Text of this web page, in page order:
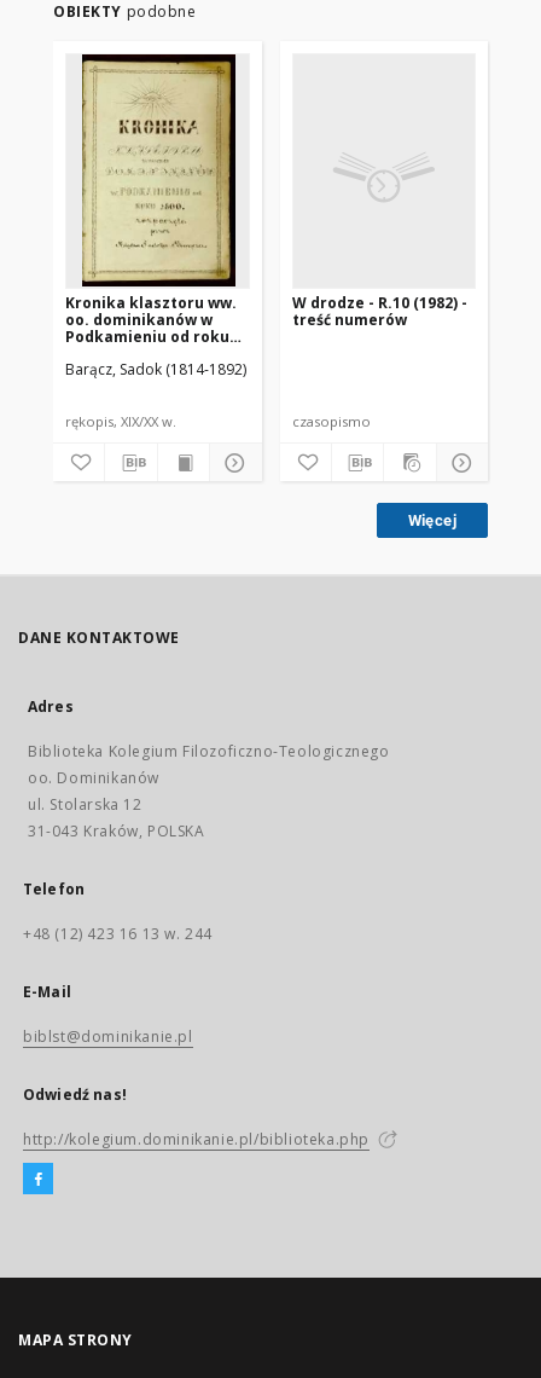
OBIEKTY podobne
Kronika klasztoru ww.
oo. dominikanów w
Podkamieniu od roku
księdza Sadoka
Barącz, Sadok (1814-1892)
rękopis, XIX/XX w.
W drodze - R.10 (1982) -
treść numerów
czasopismo
Więcej
DANE KONTAKTOWE
Adres
Biblioteka Kolegium Filozoficzno-Teologicznego
oo. Dominikanów
ul. Stolarska 12
31-043 Kraków, POLSKA
Telefon
+48 (12) 423 16 13 w. 244
E-Mail
biblst@dominikanie.pl
Odwiedź nas!
http://kolegium.dominikanie.pl/biblioteka.php
MAPA STRONY